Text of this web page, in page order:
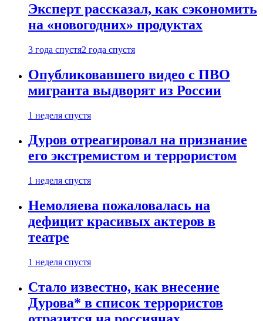
Эксперт рассказал, как сэкономить
на «новогодних» продуктах
3 года спустя2 года спустя
Опубликовавшего видео с ПВО
мигранта выдворят из России
1 неделя спустя
Дуров отреагировал на признание
его экстремистом и террористом
1 неделя спустя
Немоляева пожаловалась на
дефицит красивых актеров в
театре
1 неделя спустя
Стало известно, как внесение
Дурова* в список террористов